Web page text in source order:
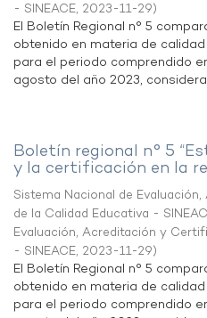
- SINEACE, 2023-11-29)
El Boletín Regional n° 5
obtenido en materia de
para el periodo comprendido
agosto del año 2023,
Boletín regional n° 5
y la certificación en la
Sistema Nacional de
de la Calidad Educativa -
Evaluación, Acreditación y
- SINEACE, 2023-11-29)
El Boletín Regional n° 5
obtenido en materia de
para el periodo comprendido